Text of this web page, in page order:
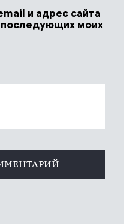
и адрес сайта
последующих моих